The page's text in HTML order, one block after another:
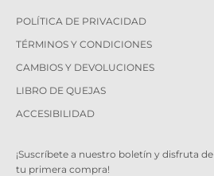
POLÍTICA DE PRIVACIDAD
TÉRMINOS Y CONDICIONES
CAMBIOS Y DEVOLUCIONES
LIBRO DE QUEJAS
ACCESIBILIDAD
¡Suscríbete a nuestro boletín y disfruta de
tu primera compra!